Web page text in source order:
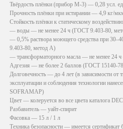
Твёрдость плёнки (прибор М-3) — 0,28 усл.
Прочность плёнки при истирании — 4,9 кг/
Стойкость плёнки к статическому
— воды — не менее 24 ч (ГОСТ 9.403-80,
— 0,5% раствора моющего средства при
9.403-80, метод А)
— трансформаторного масла — не менее 24
Адгезия — не более 2 баллов (ГОСТ 15140-
Долговечность — до 4 лет (в зависимости от
эксплуатации и соблюдения технологии
SOFRAMAP)
Цвет — колеруется во все цвета каталога
Разбавитель — уайт-спирит
Фасовка — 15 л / 1 л
Техника безопасности — имеется сертификат